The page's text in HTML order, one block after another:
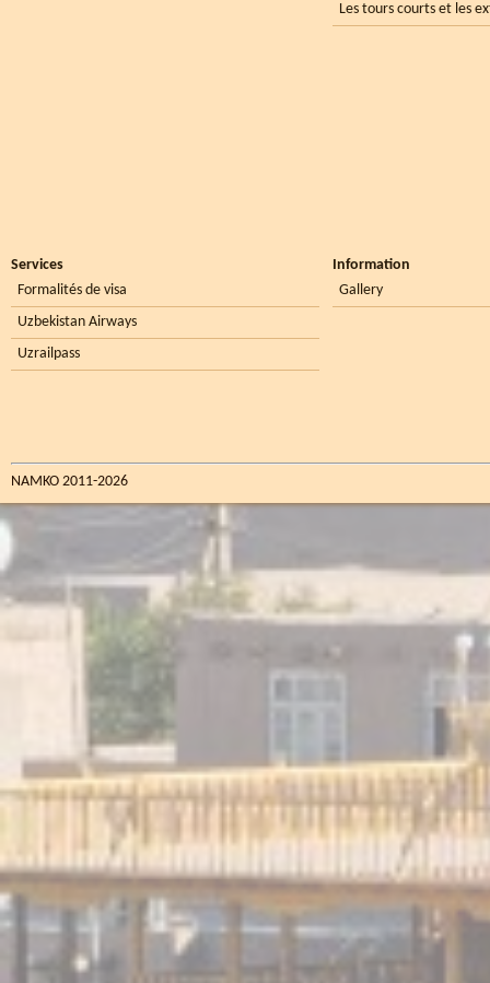
Les tours courts et les
Services
Formalités de visa
Uzbekistan Airways
Uzrailpass
Information
Gallery
NAMKO 2011-2026